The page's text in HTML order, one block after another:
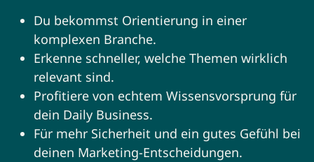
Du bekommst Orientierung in einer
komplexen Branche.
Erkenne schneller, welche Themen wirklich
relevant sind.
Profitiere von echtem Wissensvorsprung für
dein Daily Business.
Für mehr Sicherheit und ein gutes Gefühl bei
deinen Marketing-Entscheidungen.